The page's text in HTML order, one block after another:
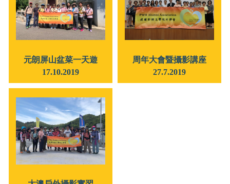
元朗屏山盆菜一天遊
17.10.2019
周年大會暨攝影講座
27.7.2019